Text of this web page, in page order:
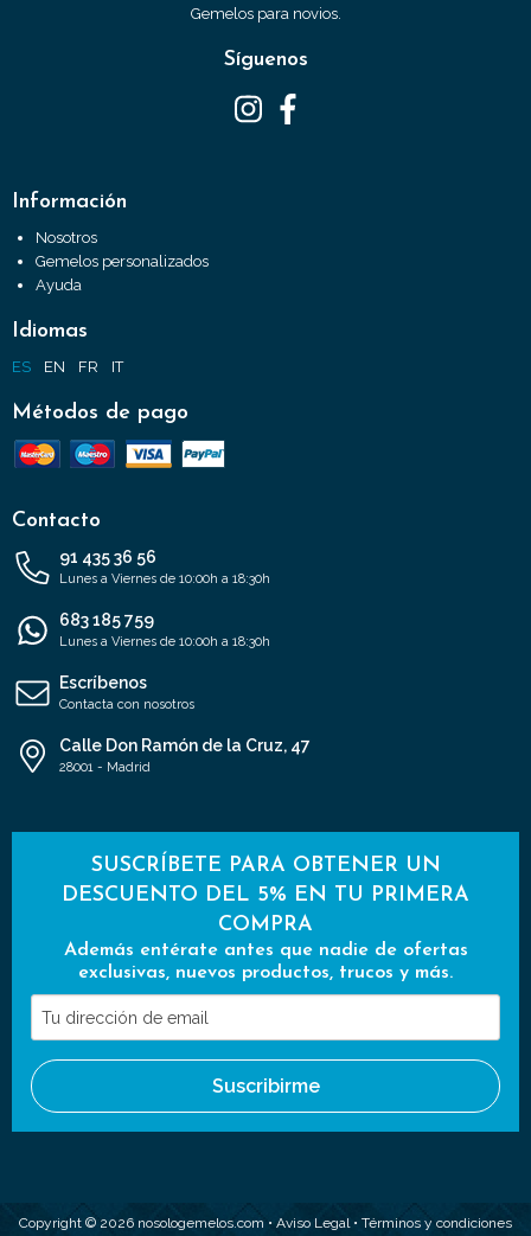
Gemelos para novios.
Síguenos
Información
Nosotros
Gemelos personalizados
Ayuda
Idiomas
ES EN FR IT
Métodos de pago
Contacto
91 435 36 56
Lunes a Viernes de 10:00h a 18:30h
683 185 759
Lunes a Viernes de 10:00h a 18:30h
Escríbenos
Contacta con nosotros
Calle Don Ramón de la Cruz, 47
28001 - Madrid
SUSCRÍBETE PARA OBTENER UN
DESCUENTO DEL 5% EN TU PRIMERA
COMPRA
Además entérate antes que nadie de ofertas
exclusivas, nuevos productos, trucos y más.
Tu
dirección
de
email
Suscribirme
Copyright © 2026 nosologemelos.com • Aviso Legal• Términos y condiciones